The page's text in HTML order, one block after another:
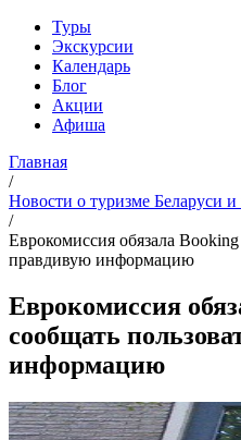
Туры
Экскурсии
Календарь
Блог
Акции
Афиша
Главная
/
Новости о туризме Беларуси и
/
Еврокомиссия обязала
правдивую информацию
Еврокомиссия
сообщать
информацию